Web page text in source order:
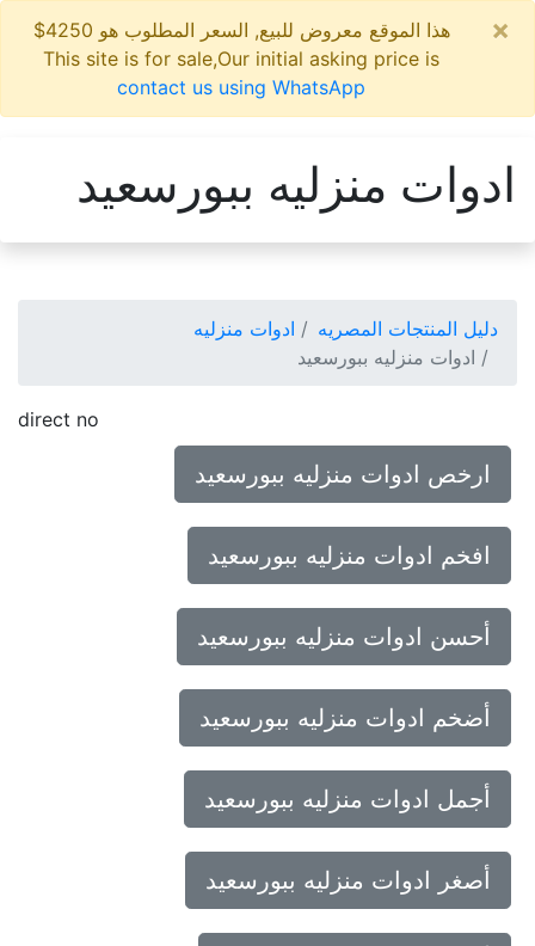
هذا الموقع معروض للبيع, السعر المطلوب هو 4250$
This site is for sale,Our initial asking price is
contact us using WhatsApp
ادوات منزليه ببورسعيد
دليل المنتجات المصريه
ادوات منزليه
ادوات منزليه ببورسعيد
direct no
ارخص ادوات منزليه ببورسعيد
افخم ادوات منزليه ببورسعيد
أحسن ادوات منزليه ببورسعيد
أضخم ادوات منزليه ببورسعيد
أجمل ادوات منزليه ببورسعيد
أصغر ادوات منزليه ببورسعيد